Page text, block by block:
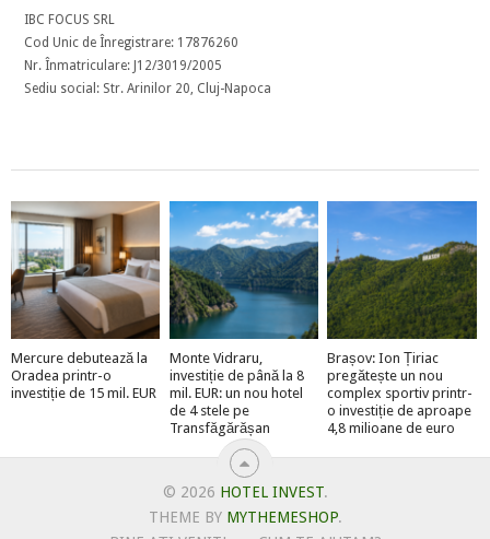
IBC FOCUS SRL
Cod Unic de Înregistrare: 17876260
Nr. Înmatriculare: J12/3019/2005
Sediu social: Str. Arinilor 20, Cluj-Napoca
Mercure debutează la
Oradea printr-o
investiție de 15 mil. EUR
Monte Vidraru,
investiție de până la 8
mil. EUR: un nou hotel
de 4 stele pe
Transfăgărășan
Brașov: Ion Țiriac
pregătește un nou
complex sportiv printr-
o investiție de aproape
4,8 milioane de euro
© 2026 HOTEL INVEST.
THEME BY MYTHEMESHOP.